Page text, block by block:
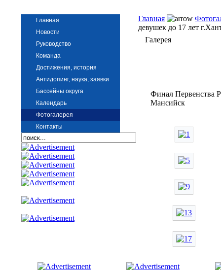
Главная
Новости
Руководство
Команда
Достижения, история
Антидопинг, наука, заявки
Бассейны округа
Календарь
Фотогалерея
Контакты
Главная
девушек до 17 лет
Галерея
Финал Первенства
Мансийск